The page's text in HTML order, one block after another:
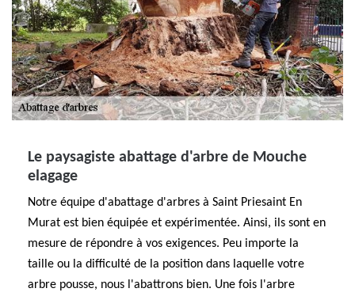
Le paysagiste abattage d'arbre de Mouche
elagage
Notre équipe d'abattage d'arbres à Saint Priesaint En
Murat est bien équipée et expérimentée. Ainsi, ils sont en
mesure de répondre à vos exigences. Peu importe la
taille ou la difficulté de la position dans laquelle votre
arbre pousse, nous l'abattrons bien. Une fois l'arbre